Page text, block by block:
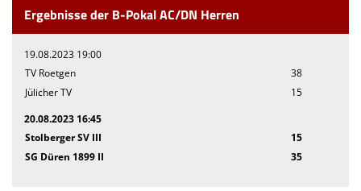
Ergebnisse der B-Pokal AC/DN Herren
19.08.2023 19:00
TV Roetgen
38
Jülicher TV
15
20.08.2023 16:45
Stolberger SV III
15
SG Düren 1899 II
35